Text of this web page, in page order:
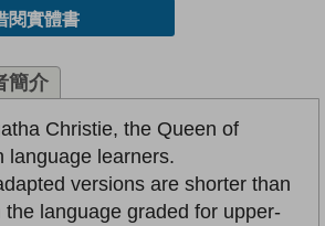
閱實體書
簡介
Christie, the Queen of
language learners.
versions are shorter than
language graded for upper-